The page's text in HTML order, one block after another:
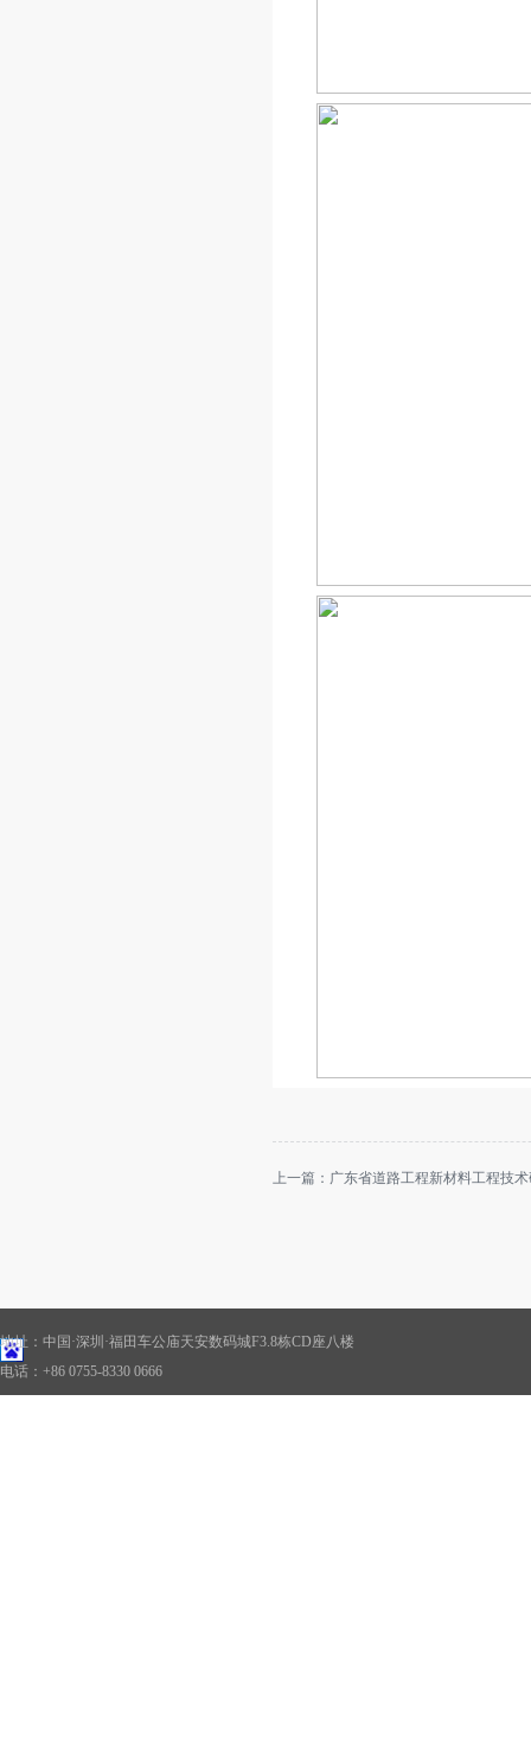
上一篇： 广东省道路工程新材料工程技
地址：中国·深圳·福田车公庙天安数码城F3.8栋CD座八楼
电话：+86 0755-8330 0666